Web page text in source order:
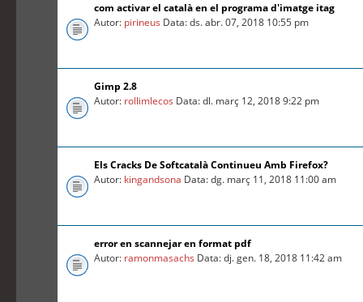
com activar el català en el programa d'imatge itag
Autor: pirineus Data: ds. abr. 07, 2018 10:55 pm
Gimp 2.8
Autor: rollimlecos Data: dl. març 12, 2018 9:22 pm
Els Cracks De Softcatalà Continueu Amb Firefox?
Autor: kingandsona Data: dg. març 11, 2018 11:00 am
error en scannejar en format pdf
Autor: ramonmasachs Data: dj. gen. 18, 2018 11:42 am